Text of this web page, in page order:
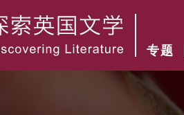
专题